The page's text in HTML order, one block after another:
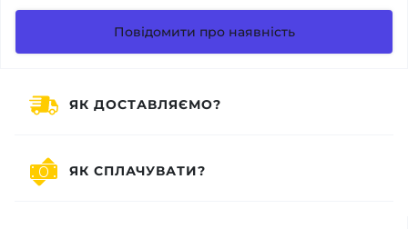
Повідомити про наявність
ЯК ДОСТАВЛЯЄМО?
ЯК СПЛАЧУВАТИ?